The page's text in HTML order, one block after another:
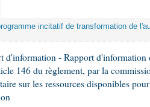
incitatif de transformation de
d'information - Rapport
146 du règlement, par la
sur les ressources disponibles